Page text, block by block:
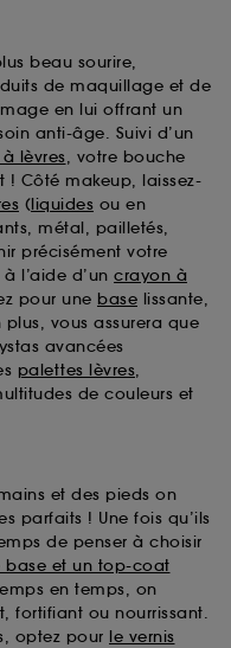
beau sourire,
de maquillage et de
en lui offrant un
anti-âge. Suivi d’un
lèvres, votre bouche
! Côté makeup, laissez-
(liquides ou en
métal, pailletés,
précisément votre
l’aide d’un crayon à
pour une base lissante,
vous assurera que
avancées
palettes lèvres,
de couleurs et
et des pieds on
parfaits ! Une fois qu’ils
de penser à choisir
base et un top-coat
en temps, on
fortifiant ou nourrissant.
optez pour le vernis